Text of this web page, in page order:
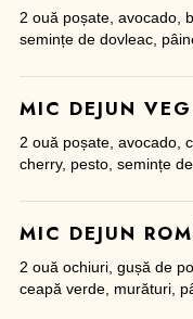
2 ouă poșate, avocado,
semințe de dovleac,
MIC DEJUN
2 ouă poșate, avocado,
cherry, pesto, semințe
MIC DEJUN
2 ouă ochiuri, gușă de
ceapă verde, murături,